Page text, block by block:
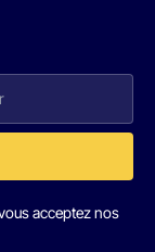
acceptez nos